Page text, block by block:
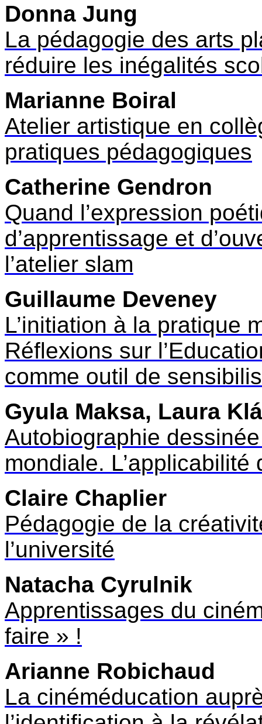
Donna Jung
La pédagogie des arts
réduire les inégalités
Marianne Boiral
Atelier artistique en
pratiques pédagogiques
Catherine Gendron
Quand l’expression
d’apprentissage et
l’atelier slam
Guillaume Deveney
L’initiation à la pratique
Réflexions sur
comme outil de
Gyula Maksa, Laura
Autobiographie
mondiale.
Claire Chaplier
Pédagogie de la
l’université
Natacha Cyrulnik
Apprentissages du
faire » !
Arianne Robichaud
La cinéméducation